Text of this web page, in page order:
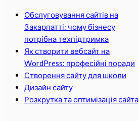
Обслуговування сайтів на
Закарпатті: чому бізнесу
потрібна техпідтримка
Як створити вебсайт на
WordPress: професійні поради
Створення сайту для школи
Дизайн сайту
Розкрутка та оптимізація сайта